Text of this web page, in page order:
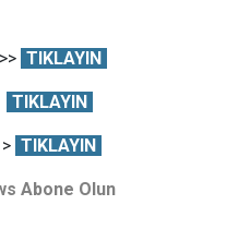
TIKLAYIN
TIKLAYIN
TIKLAYIN
Abone Olun